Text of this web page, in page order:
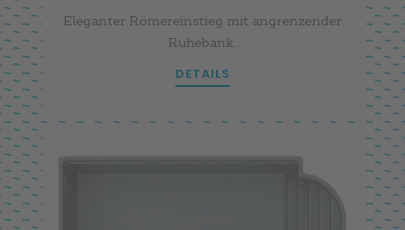
Eleganter Römereinstieg mit angrenzender
Ruhebank.
DETAILS